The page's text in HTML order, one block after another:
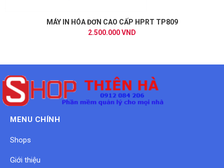
MÁY IN HÓA ĐƠN CAO CẤP HPRT TP809
2.500.000 VND
MENU CHÍNH
Shops
Giới thiệu